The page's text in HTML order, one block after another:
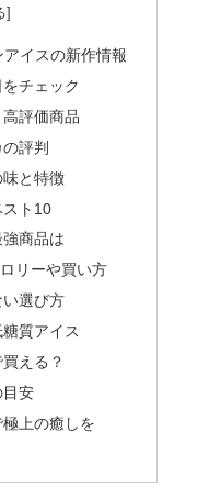
イスの新作情報
チェック
評価商品
評判
と特徴
スト10
商品は
リーや買い方
選び方
質アイス
える？
目安
上の癒しを